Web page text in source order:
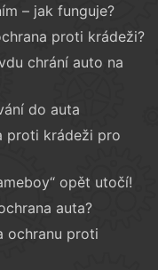
– jak funguje?
proti krádeži?
chrání auto na
do auta
proti krádeži pro
opět utočí!
auta?
ochranu proti